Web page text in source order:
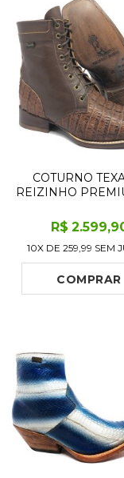
COTURNO
REIZINHO
JACARÉ TABACO
LIMITED EDITION
CURTO,
QUADRADO -
DE COURO
R$ 2.599
10X DE 259,99 SEM
COMPRAR